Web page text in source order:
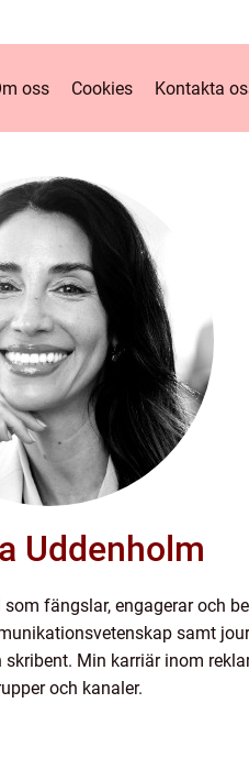
oss Cookies Kontakta
Uddenholm
fängslar, engagerar och
samt
Min karriär inom
och kanaler.